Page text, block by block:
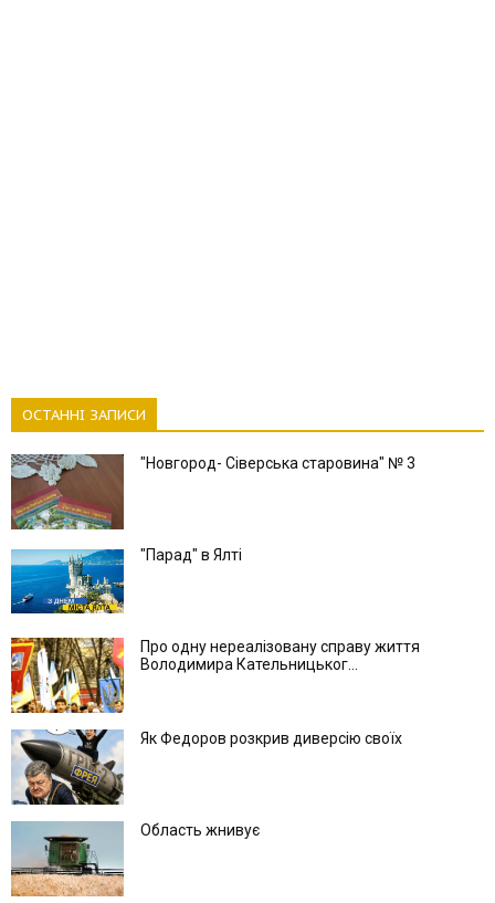
ОСТАННІ ЗАПИСИ
"Новгород- Сіверська старовина" № 3
"Парад" в Ялті
Про одну нереалізовану справу життя
Володимира Кательницьког...
Як Федоров розкрив диверсію своїх
Область жнивує